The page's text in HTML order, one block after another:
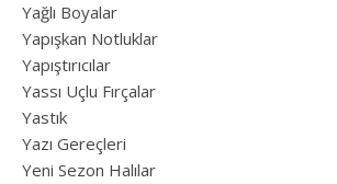
Yağlı Boyalar
Yapışkan Notluklar
Yapıştırıcılar
Yassı Uçlu Fırçalar
Yastık
Yazı Gereçleri
Yeni Sezon Halılar